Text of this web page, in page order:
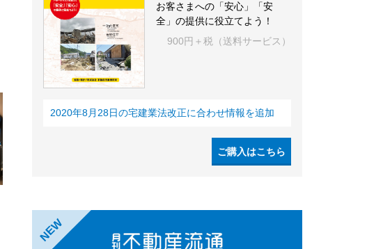
お客さまへの「安心」「安
全」の提供に役立てよう！
900円＋税（送料サービス）
2020年8月28日の宅建業法改正に合わせ情報を追加
ご購入はこちら
NEW